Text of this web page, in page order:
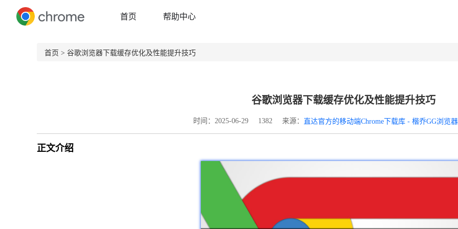
首页 帮助中心
首页 > 谷歌浏览器下载缓存优化及性能提升技巧
谷歌浏览器下载缓存优化及性能提升技巧
时间：2025-06-29 1382 来源： 直达官方的移动端Chrome下载库 - 楷乔GG浏览
正文介绍